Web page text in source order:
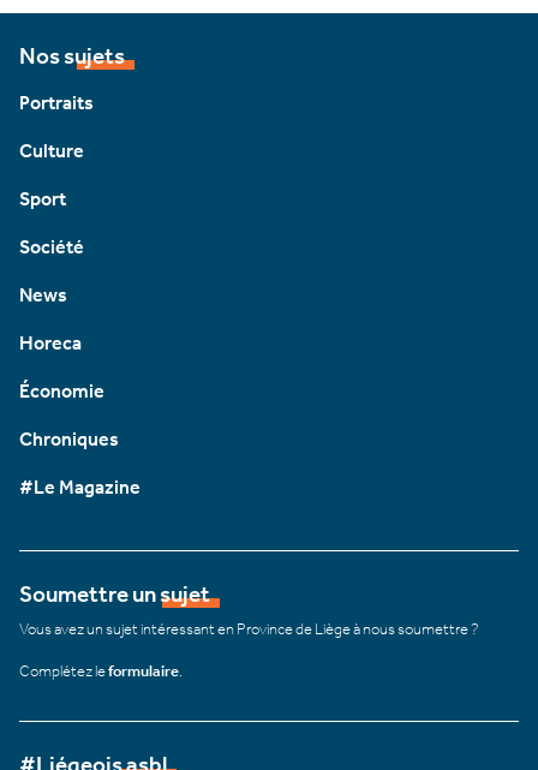
Nos sujets
Portraits
Culture
Sport
Société
News
Horeca
Économie
Chroniques
#Le Magazine
Soumettre un sujet
Vous avez un sujet intéressant en Province de Liège à nous soumettre ?
Complétez leformulaire
#Liégeois asbl